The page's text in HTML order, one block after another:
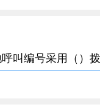
叫编号采用（）